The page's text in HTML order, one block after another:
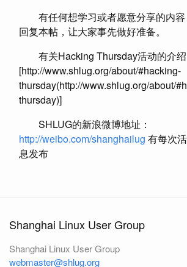
有任何想学习或者愿意分享的内
回复本帖，让大家事先做好准备。
有关Hacking Thursday活动的介绍
[http://www.shlug.org/about/#hacking-
thursday(http://www.shlug.org/about/
thursday)]
SHLUG的新浪微博地址：
http://weibo.com/shanghailug 有每次
息发布
Shanghai Linux User Group
Shanghai Linux User Group
webmaster@shlug.org